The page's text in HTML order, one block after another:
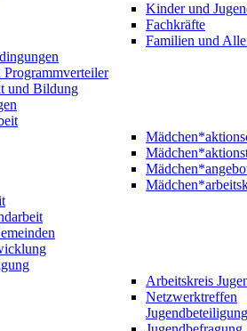
Kinder und
Fachkräfte
Familien und
und Bildung
Arbeitskreis
Netzwerktreffen
Jugendbeteiligung